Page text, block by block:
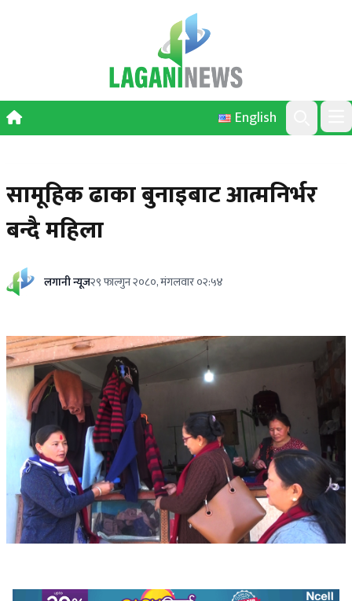
English
Search
सामूहिक ढाका बुनाइबाट आत्मनिर्भर
बन्दै महिला
लगानी न्यूज२९ फाल्गुन २०८०, मंगलवार ०२:५४